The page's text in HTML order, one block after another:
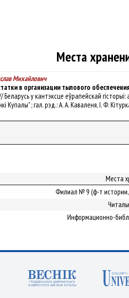
Места
Михайлович
в организации тылового
Беларусь у кантэксце еўрапейскай
Купалы" ; гал. рэд.: А. А. Каваленя, І. Ф.
Места
Филиал № 9 (ф-т
Информационно-